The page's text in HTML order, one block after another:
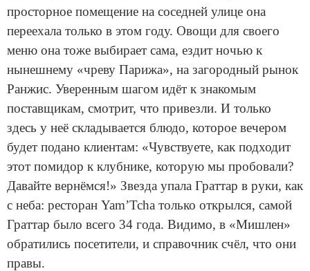
просторное помещение на соседней улице она
переехала только в этом году. Овощи для своего
меню она тоже выбирает сама, ездит ночью к
нынешнему «чреву Парижа», на загородный рынок
Ранжис. Уверенным шагом идёт к знакомым
поставщикам, смотрит, что привезли. И только
здесь у неё складывается блюдо, которое вечером
будет подано клиентам: «Чувствуете, как подходит
этот помидор к клубнике, которую мы пробовали?
Давайте вернёмся!» Звезда упала Граттар в руки, как
с неба: ресторан Yam’Tcha только открылся, самой
Граттар было всего 34 года. Видимо, в «Мишлен»
обратились посетители, и справочник счёл, что они
правы.